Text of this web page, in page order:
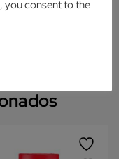
you consent to the